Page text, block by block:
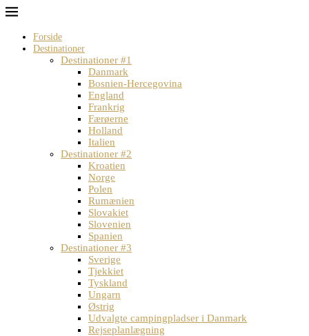
Forside
Destinationer
Destinationer #1
Danmark
Bosnien-Hercegovina
England
Frankrig
Færøerne
Holland
Italien
Destinationer #2
Kroatien
Norge
Polen
Rumænien
Slovakiet
Slovenien
Spanien
Destinationer #3
Sverige
Tjekkiet
Tyskland
Ungarn
Østrig
Udvalgte campingpladser i Danmark
Rejseplanlægning